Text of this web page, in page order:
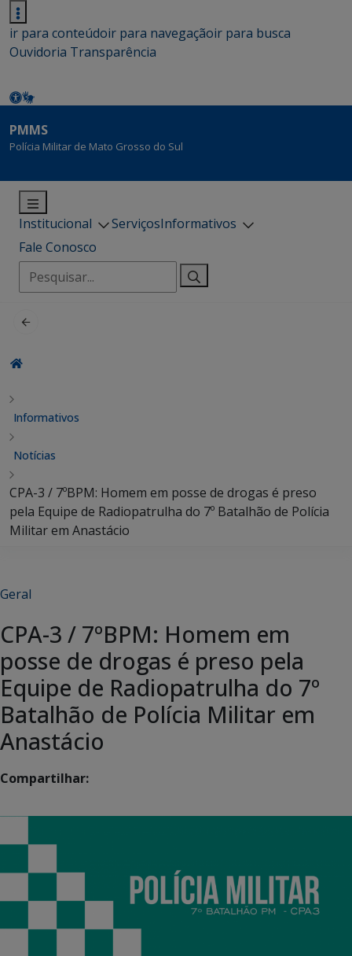
ir para conteúdoir para navegaçãoir para busca
Ouvidoria Transparência
PMMS
Polícia Militar de Mato Grosso do Sul
Institucional ServiçosInformativos
Fale Conosco
Pesquisar
por:
Informativos
Notícias
CPA-3 / 7ºBPM: Homem em posse de drogas é preso
pela Equipe de Radiopatrulha do 7º Batalhão de Polícia
Militar em Anastácio
Geral
CPA-3 / 7ºBPM: Homem em
posse de drogas é preso pela
Equipe de Radiopatrulha do 7º
Batalhão de Polícia Militar em
Anastácio
Compartilhar: